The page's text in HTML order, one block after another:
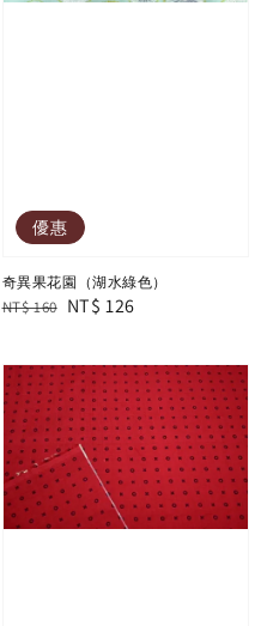
優惠
奇異果花園（湖水綠色）
Regular
NT$ 160 Sale
NT$ 126